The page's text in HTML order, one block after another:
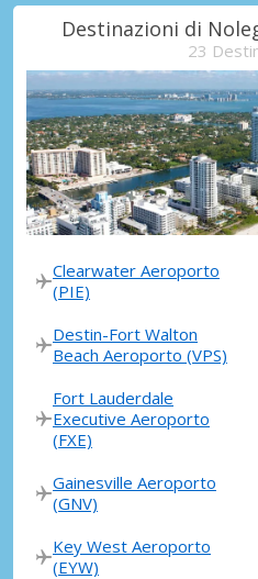
Destinazioni di
23
Clearwater Aeroporto
(PIE)
Destin-Fort Walton
Beach Aeroporto (VPS)
Fort Lauderdale
Executive Aeroporto
(FXE)
Gainesville Aeroporto
(GNV)
Key West Aeroporto
(EYW)